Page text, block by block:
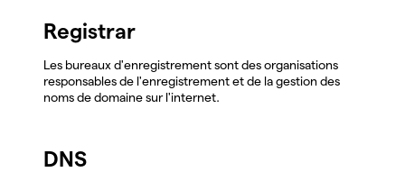
Registrar
Les bureaux d'enregistrement sont des organisations
responsables de l'enregistrement et de la gestion des
noms de domaine sur l'internet.
DNS